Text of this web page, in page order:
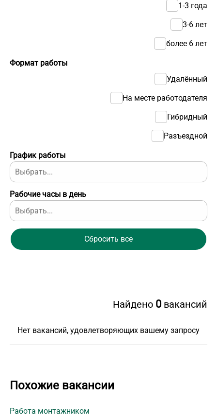
1-3 года
3-6 лет
более 6 лет
График работы
Рабочие часы в день
Формат работы
Удалённый
На месте работодателя
Гибридный
Разъездной
Сбросить все
Найдено 0 вакансий
Нет вакансий, удовлетворяющих вашему запросу
Похожие вакансии
Работа монтажником